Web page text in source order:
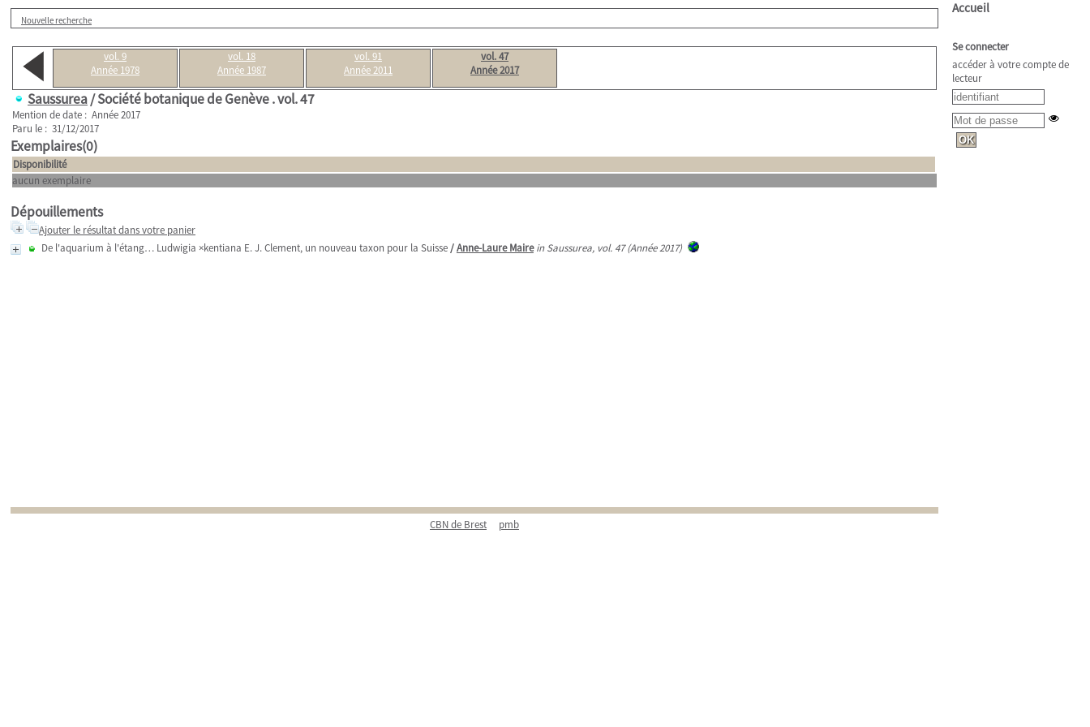
Nouvelle recherche
vol. 9
Année 1978
vol. 18
Année 1987
vol. 91
Année 2011
vol. 47
Année 2017
Saussurea/ Société botanique de Genève .vol. 47
Mention de date : Année 2017
Paru le : 31/12/2017
Exemplaires(0)
Disponibilité
aucun exemplaire
Dépouillements
Ajouter le résultat dans votre panier
De l'aquarium à l'étang… Ludwigia ×kentiana E. J. Clement, un nouveau taxon pour la Suisse/Anne-Laure Maire in Saussurea, vol. 47 (Année 2017)
CBN de Brest pmb
Accueil
Se connecter
accéder à votre compte de
lecteur